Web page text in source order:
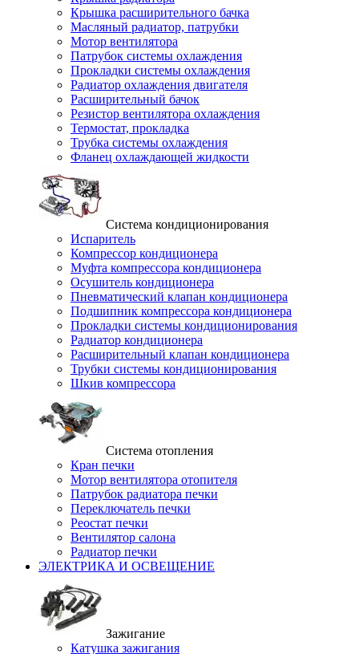
Крышка расширительного бачка
Масляный радиатор, патрубки
Мотор вентилятора
Патрубок системы охлаждения
Прокладки системы охлаждения
Радиатор охлаждения двигателя
Расширительный бачок
Резистор вентилятора охлаждения
Термостат, прокладка
Трубка системы охлаждения
Фланец охлаждающей жидкости
Система кондиционирования
Испаритель
Компрессор кондиционера
Муфта компрессора кондиционера
Осушитель кондиционера
Пневматический клапан кондиционера
Подшипник компрессора кондиционера
Прокладки системы кондиционирования
Радиатор кондиционера
Расширительный клапан кондиционера
Трубки системы кондиционирования
Шкив компрессора
Система отопления
Кран печки
Мотор вентилятора отопителя
Патрубок радиатора печки
Переключатель печки
Реостат печки
Вентилятор салона
Радиатор печки
ЭЛЕКТРИКА И ОСВЕЩЕНИЕ
Зажигание
Катушка зажигания